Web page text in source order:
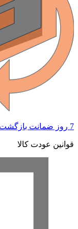
7 روز ضمانت بازگشت
قوانین عودت کالا